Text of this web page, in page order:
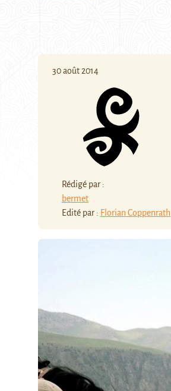
30 août 2014
Rédigé par :
bermet
Edité par : Florian Coppenrath